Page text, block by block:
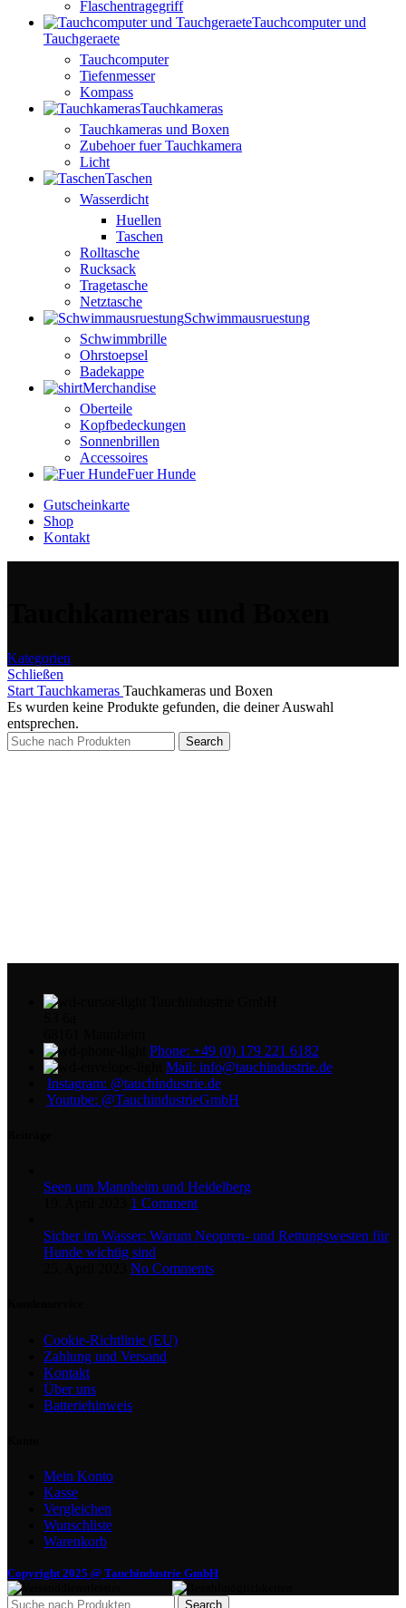
Flaschentragegriff
Tauchcomputer und
Tauchgeraete
Tauchcomputer
Tiefenmesser
Kompass
Tauchkameras
Tauchkameras und Boxen
Zubehoer fuer Tauchkamera
Licht
Taschen
Wasserdicht
Huellen
Taschen
Rolltasche
Rucksack
Tragetasche
Netztasche
Schwimmausruestung
Schwimmbrille
Ohrstoepsel
Badekappe
Merchandise
Oberteile
Kopfbedeckungen
Sonnenbrillen
Accessoires
Fuer Hunde
Gutscheinkarte
Shop
Kontakt
Kategorien
Schließen
Start Tauchkameras Tauchkameras und Boxen
Es wurden keine Produkte gefunden, die deiner Auswahl
entsprechen.
Search
Phone: +49 (0) 179 221 6182
Mail: info@tauchindustrie.de
Instagram: @tauchindustrie.de
Youtube: @TauchindustrieGmbH
Seen um Mannheim und Heidelberg
1 Comment
Sicher im Wasser: Warum Neopren- und Rettungswesten für
Hunde wichtig sind
No Comments
Cookie-Richtlinie (EU)
Zahlung und Versand
Kontakt
Über uns
Batteriehinweis
Mein Konto
Kasse
Vergleichen
Wunschliste
Warenkorb
Copyright 2025 @ Tauchindustrie GmbH
Search